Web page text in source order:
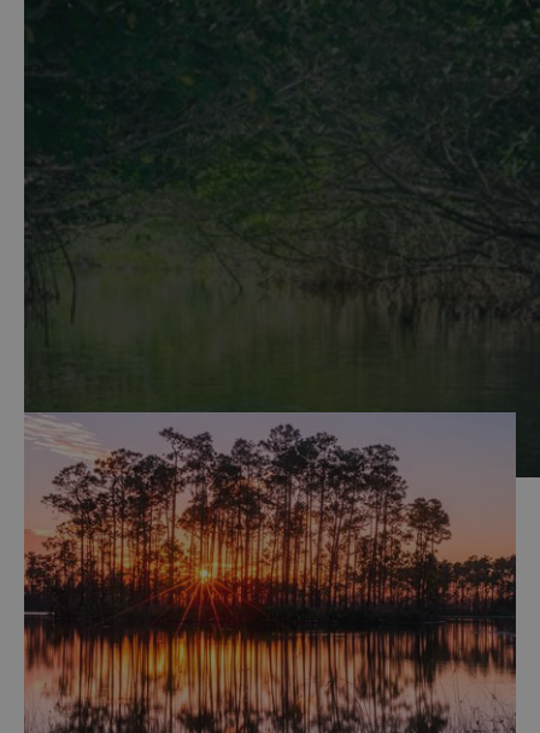
Krajina plná mokřadů a jedinečné fauny a flóry. To je
národní park Everglades na jihu Floridy v USA. Kdy